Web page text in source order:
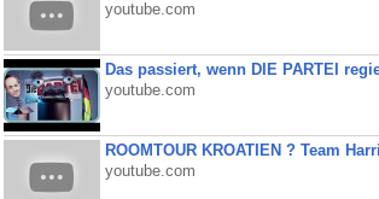
youtube.com
Das passiert, wenn DIE PARTEI
youtube.com
ROOMTOUR KROATIEN ? Team
youtube.com